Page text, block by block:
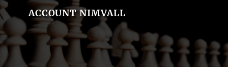
ACCOUNT NIMVALL